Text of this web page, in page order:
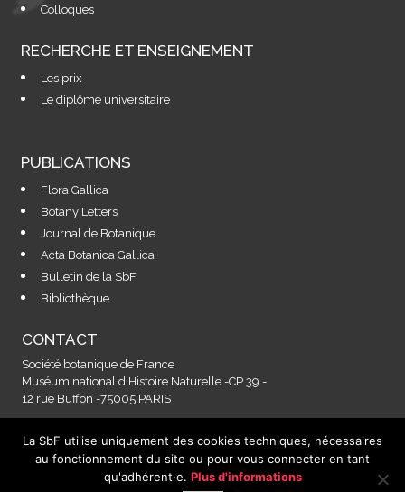
Colloques
RECHERCHE ET ENSEIGNEMENT
Les prix
Le diplôme universitaire
PUBLICATIONS
Flora Gallica
Botany Letters
Journal de Botanique
Acta Botanica Gallica
Bulletin de la SbF
Bibliothèque
CONTACT
Société botanique de France
Muséum national d'Histoire Naturelle -CP 39 -
12 rue Buffon -75005 PARIS
Contactez-nous à l'adresse :
secretariat@societebotaniquedefrance.fr
La SbF utilise uniquement des cookies techniques, nécessaires
au fonctionnement du site ou pour vous connecter en tant
qu'adhérent·e. Plus d'informations